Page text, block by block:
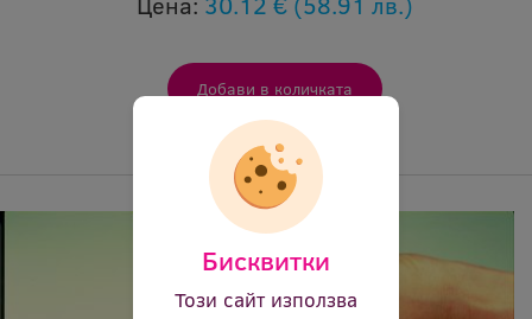
Бисквитки
Този сайт използва